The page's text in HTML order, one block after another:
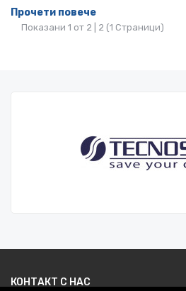
Прочети повече
Показани 1 от 2 | 2 (1 Страници)
КОНТАКТ С НАС